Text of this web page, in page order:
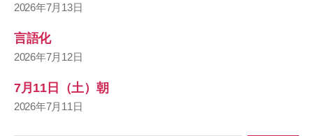
2026年7月13日
言語化
2026年7月12日
7月11日（土）朝
2026年7月11日